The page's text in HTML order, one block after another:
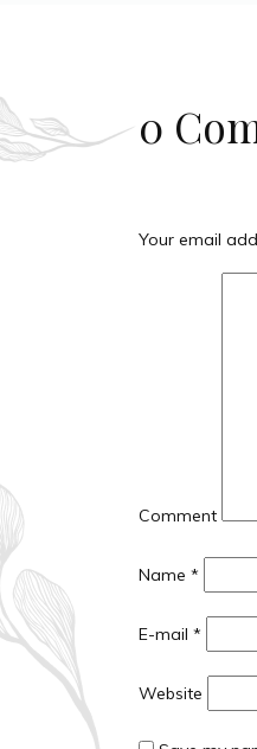
0
Your email
Comment
Name *
E-mail *
Website